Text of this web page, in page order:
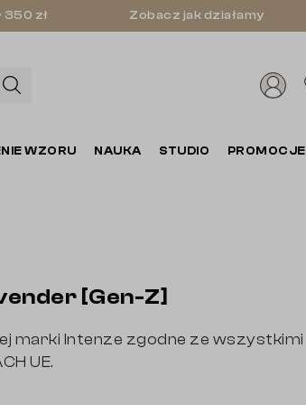
350 zł Zobacz jak działamy
WZORU NAUKA STUDIO PROMOCJE
[Gen-Z]
marki Intenze zgodne ze wszystkimi
UE.